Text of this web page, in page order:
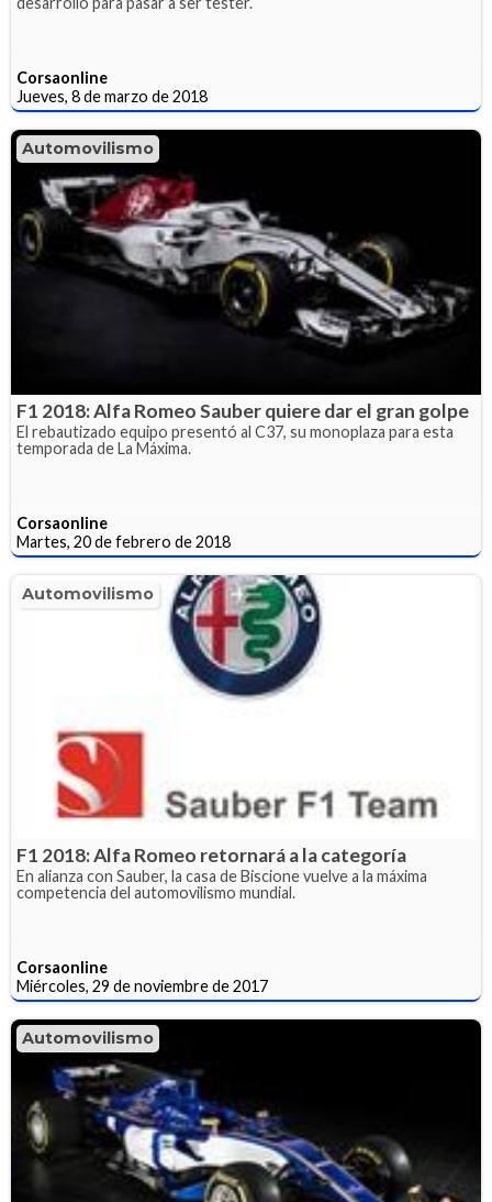
Corsaonline
Jueves, 8 de marzo de 2018
Automovilismo
F1 2018: Alfa Romeo Sauber quiere dar el gran golpe
El rebautizado equipo presentó al C37, su monoplaza para esta
temporada de La Máxima.
Corsaonline
Martes, 20 de febrero de 2018
Automovilismo
F1 2018: Alfa Romeo retornará a la categoría
En alianza con Sauber, la casa de Biscione vuelve a la máxima
competencia del automovilismo mundial.
Corsaonline
Miércoles, 29 de noviembre de 2017
Automovilismo